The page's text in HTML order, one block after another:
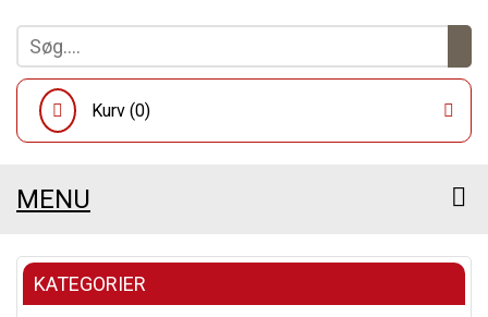
Kurv (0)
MENU
KATEGORIER